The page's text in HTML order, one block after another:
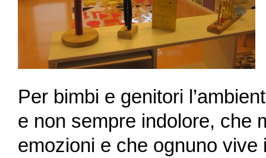
Per bimbi e genitori
e non sempre indolore, che
emozioni e che ognuno